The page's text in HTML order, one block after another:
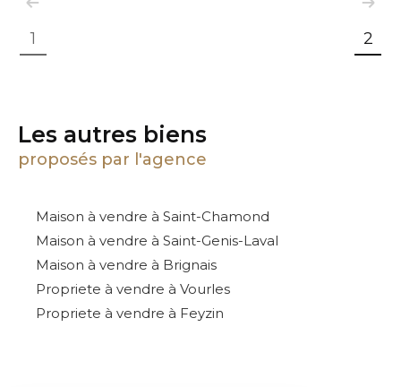
1 2
Les autres biens
proposés par l'agence
Maison à vendre à Saint-Chamond
Maison à vendre à Saint-Genis-Laval
Maison à vendre à Brignais
Propriete à vendre à Vourles
Propriete à vendre à Feyzin